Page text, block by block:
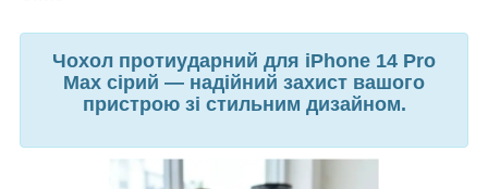
Чохол протиударний для iPhone 14 Pro
Max сірий — надійний захист вашого
пристрою зі стильним дизайном.